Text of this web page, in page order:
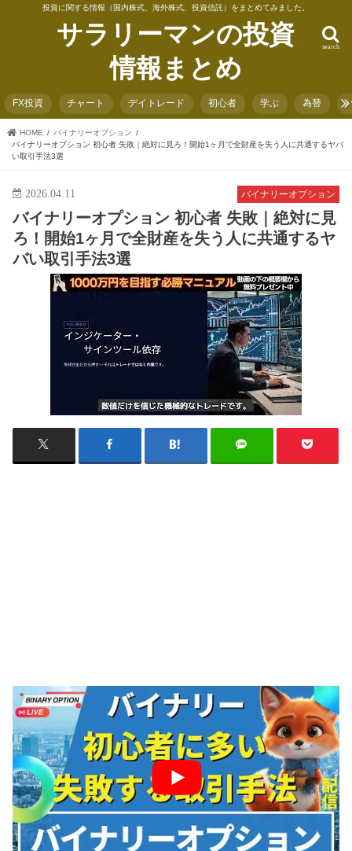
投資に関する情報（国内株式、海外株式、投資信託）をまとめてみました。
サラリーマンの投資
情報まとめ
search
FX投資 チャート デイトレード 初心者 学ぶ 為替
HOME
バイナリーオプション
バイナリーオプション 初心者 失敗｜絶対に見ろ！開始1ヶ月で全財産を失う人に共通するヤバ
い取引手法3選
バイナリーオプション
2026.04.11
バイナリーオプション 初心者 失敗｜絶対に見
ろ！開始1ヶ月で全財産を失う人に共通するヤ
バい取引手法3選
バイナリーオプション 初心者 失敗を避けるための、1000
万円を目指すバイナリー必勝マニュアル無料プレゼント
中→
https://utage-system.com/p/S0CLfc2TKjZR?
ftid=lcK36qFzzywf
—–